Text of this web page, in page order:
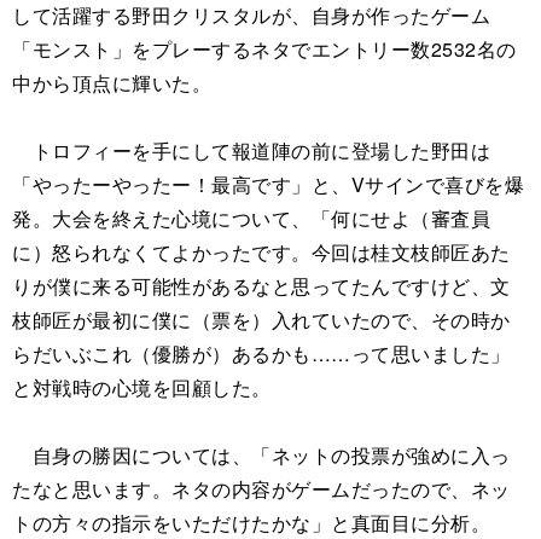
して活躍する野田クリスタルが、自身が作ったゲーム
「モンスト」をプレーするネタでエントリー数2532名の
中から頂点に輝いた。
トロフィーを手にして報道陣の前に登場した野田は
「やったーやったー！最高です」と、Vサインで喜びを爆
発。大会を終えた心境について、「何にせよ（審査員
に）怒られなくてよかったです。今回は桂文枝師匠あた
りが僕に来る可能性があるなと思ってたんですけど、文
枝師匠が最初に僕に（票を）入れていたので、その時か
らだいぶこれ（優勝が）あるかも……って思いました」
と対戦時の心境を回顧した。
自身の勝因については、「ネットの投票が強めに入っ
たなと思います。ネタの内容がゲームだったので、ネッ
トの方々の指示をいただけたかな」と真面目に分析。